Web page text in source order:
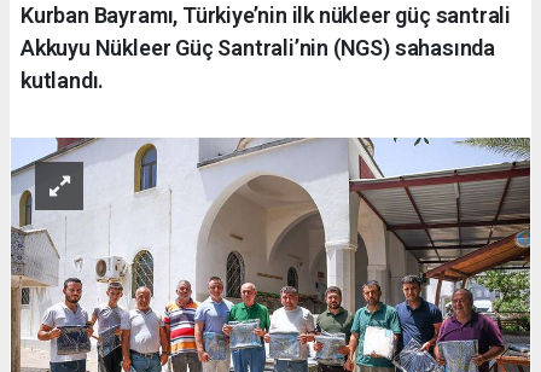
Kurban Bayramı, Türkiye’nin ilk nükleer güç santrali
Akkuyu Nükleer Güç Santrali’nin (NGS) sahasında
kutlandı.